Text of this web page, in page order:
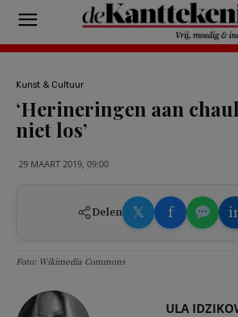
Kunst & Cultuur
‘Herineringen aan
niet los’
29 MAART 2019, 09:00
Delen 𝕏 f
Foto: Wikimedia Commons
ULA